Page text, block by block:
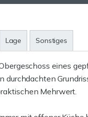
Lage Sonstiges
eines
Mehrwert.